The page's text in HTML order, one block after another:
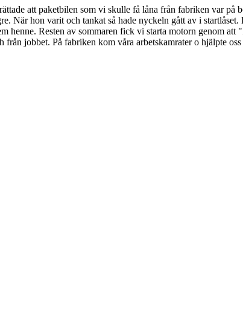
att paketbilen som vi skulle få låna från fabriken var på
När hon varit och tankat så hade nyckeln gått av i startlåset.
henne. Resten av sommaren fick vi starta motorn genom
jobbet. På fabriken kom våra arbetskamrater o hjälpte oss